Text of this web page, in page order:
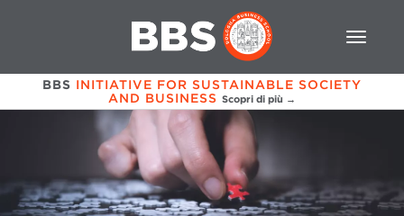
BBS INITIATIVE FOR SUSTAINABLE SOCIETY
AND BUSINESS Scopri di più →